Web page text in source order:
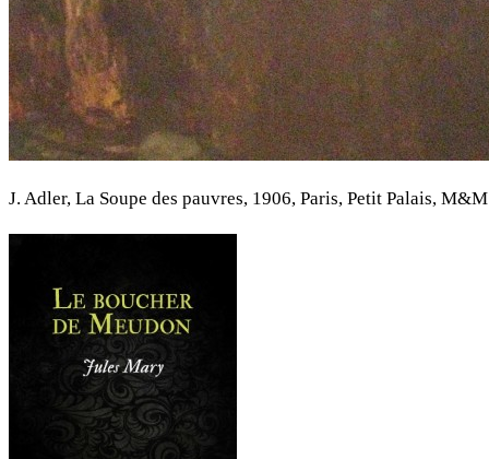
J. Adler, La Soupe des pauvres, 1906, Paris, Petit Palais, M&M